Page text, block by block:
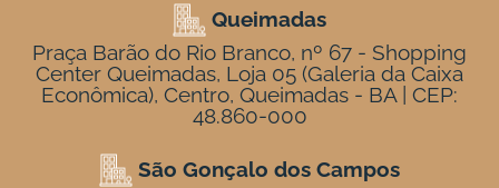
Queimadas
Praça Barão do Rio Branco, nº 67 - Shopping
Center Queimadas, Loja 05 (Galeria da Caixa
Econômica), Centro, Queimadas - BA | CEP:
48.860-000
São Gonçalo dos Campos